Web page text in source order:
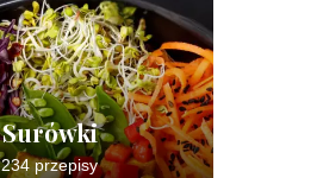
Surówki
234 przepisy